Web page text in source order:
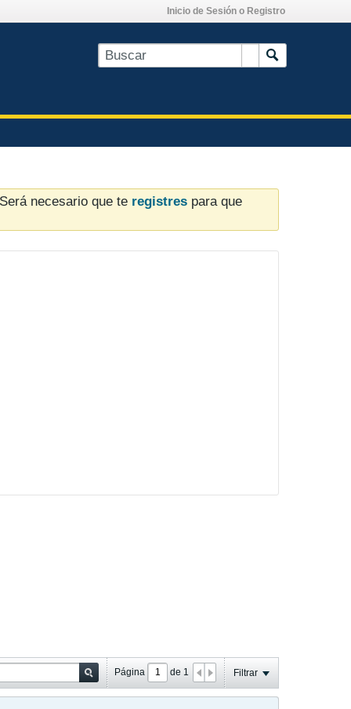
Inicio de Sesión o Registro
necesario que te registres para que
Página de 1 Filtrar